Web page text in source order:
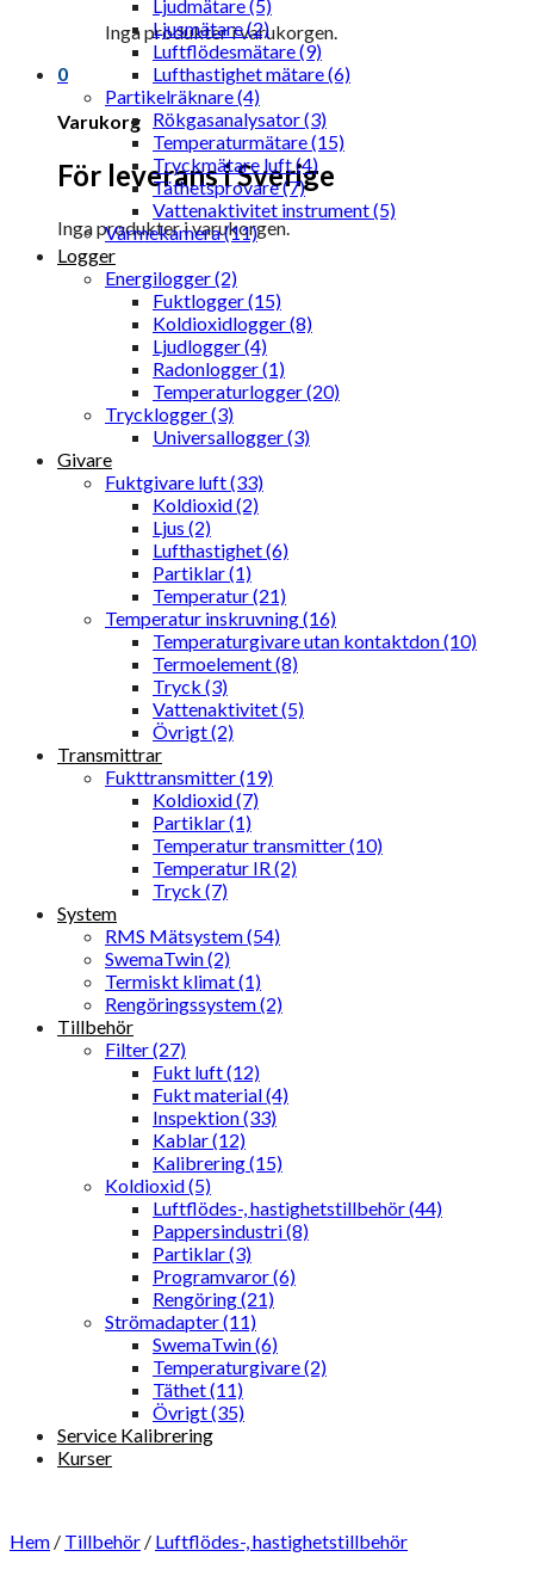
Inga produkter i varukorgen.
0
Varukorg
För leverans i Sverige
Inga produkter i varukorgen.
Ljudmätare (5)
Ljusmätare (2)
Luftflödesmätare (9)
Lufthastighet mätare (6)
Partikelräknare (4)
Rökgasanalysator (3)
Temperaturmätare (15)
Tryckmätare luft (4)
Täthetsprovare (7)
Vattenaktivitet instrument (5)
Värmekamera (11)
Logger
Energilogger (2)
Fuktlogger (15)
Koldioxidlogger (8)
Ljudlogger (4)
Radonlogger (1)
Temperaturlogger (20)
Trycklogger (3)
Universallogger (3)
Givare
Fuktgivare luft (33)
Koldioxid (2)
Ljus (2)
Lufthastighet (6)
Partiklar (1)
Temperatur (21)
Temperatur inskruvning (16)
Temperaturgivare utan kontaktdon (10)
Termoelement (8)
Tryck (3)
Vattenaktivitet (5)
Övrigt (2)
Transmittrar
Fukttransmitter (19)
Koldioxid (7)
Partiklar (1)
Temperatur transmitter (10)
Temperatur IR (2)
Tryck (7)
System
RMS Mätsystem (54)
SwemaTwin (2)
Termiskt klimat (1)
Rengöringssystem (2)
Tillbehör
Filter (27)
Fukt luft (12)
Fukt material (4)
Inspektion (33)
Kablar (12)
Kalibrering (15)
Koldioxid (5)
Luftflödes-, hastighetstillbehör (44)
Pappersindustri (8)
Partiklar (3)
Programvaror (6)
Rengöring (21)
Strömadapter (11)
SwemaTwin (6)
Temperaturgivare (2)
Täthet (11)
Övrigt (35)
Service Kalibrering
Kurser
Hem / Tillbehör / Luftflödes-, hastighetstillbehör